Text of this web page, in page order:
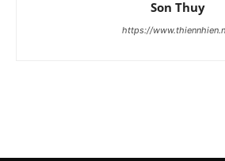
Son Thuy
https://